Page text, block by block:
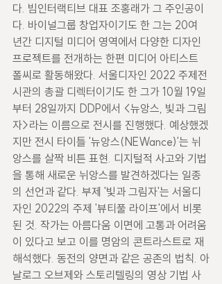
다. 빔인터랙티브 대표 조홍래가 그 주인공이
다. 바이널그룹 창업자이기도 한 그는 20여
년간 디지털 미디어 영역에서 다양한 디자인
프로젝트를 전개하는 한편 미디어 아티스트
폴씨로 활동해왔다. 서울디자인 2022 주제전
시관의 총괄 디렉터이기도 한 그가 10월 19일
부터 28일까지 DDP에서 <뉴앙스, 빛과 그림
자>라는 이름으로 전시를 진행했다. 예상했겠
지만 전시 타이틀 '뉴앙스(NEWance)'는 뉘
앙스를 살짝 비튼 표현. 디지털적 사고와 기법
을 통해 새로운 뉘앙스를 발견하겠다는 일종
의 선언과 같다. 부제 '빛과 그림자'는 서울디
자인 2022의 주제 '뷰티풀 라이프'에서 비롯
된 것. 작가는 아름다움 이면에 고통과 어려움
이 있다고 보고 이를 명암의 콘트라스트로 재
해석했다. 동전의 양면과 같은 공존의 법칙. 아
날로그 오브제와 스토리텔링의 영상 기법 사